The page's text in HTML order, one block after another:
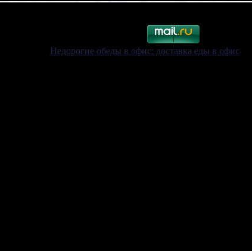
Недорогие обеды в офис: доставка еды в офис